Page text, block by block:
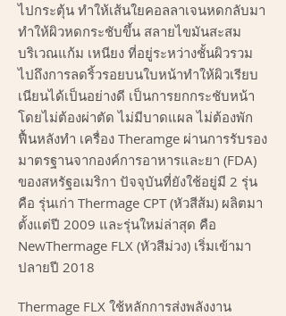
ไปกระตุ้น ทำให้เส้นใยคอลลาเจนหดกลับมา
ทำให้ผิวหดกระชับขึ้น สลายไขมันสะสม
บริเวณแก้ม เหนียง ที่อยู่ระหว่างชั้นผิวรวม
ไปถึงการลดริ้วรอยบนใบหน้าทำให้ผิวเรียบ
เนียนได้เป็นอย่างดี เป็นการยกกระชับหน้า
โดยไม่ต้องผ่าตัด ไม่มีบาดแผล ไม่ต้องพัก
ฟื้นหลังทำ เครื่อง Theramge ผ่านการรับรอง
มาตรฐานจากองค์การอาหารและยา (FDA)
ของสหรัฐอเมริกา ปัจจุบันที่ยังใช้อยู่มี 2 รุ่น
คือ รุ่นเก่า Thermage CPT (หัวสีส้ม) ผลิตมา
ตั้งแต่ปี 2009 และรุ่นใหม่ล่าสุด คือ
NewThermage FLX (หัวสีม่วง) เริ่มเข้ามา
ปลายปี 2018
Thermage FLX ใช้หลักการส่งพลังงาน